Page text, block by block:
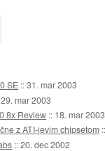
SE ::31. mar 2003
29. mar 2003
8x Review :: 18. mar 2003
z ATI-jevim chipsetom ::
::20. dec 2002